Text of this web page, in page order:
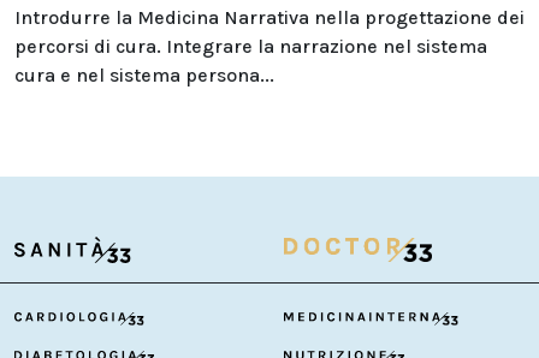
Introdurre la Medicina Narrativa nella progettazione dei
percorsi di cura. Integrare la narrazione nel sistema
cura e nel sistema persona...